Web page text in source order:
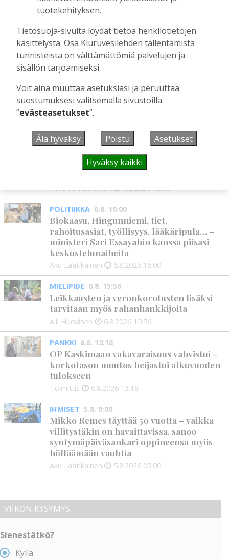
Tilaajille
Aku Laatikainen 22.7.2026 11:00
Suuret kuolonvuodet tekivät tuhojaan
Kiuruvedellä 1600-luvun lopulla
Tilaajille
MIELIPIDE 6.8. 16:09
Kuinka kauan Kiuruveden pyöräteiden
POLITIIKKA 6.8. 16:00
Biokaasu, Hingunniemi, tiet,
rahoitusasiat, työllisyys, lääkäripula… –
ministeri Sari Essayahin kanssa piisasi
keskustelunaiheita
Aku Laatikainen 6.8.2026 16:00
MIELIPIDE 6.8. 15:56
Leikkausten ja veronkorotusten lisäksi
tarvitaan myös rahanhankkijoita
Alli Huovinen 6.8.2026 15:56
PANKKI 6.8. 13:18
OP Kaskimaan vakavaraisuus vahvistui –
korkotason muutos heijastui alkuvuoden
tulokseen
Toimitus 6.8.2026 13:18
IHMISET 5.8. 9:00
Mikko Remes täyttää 50 vuotta – vaikka
villitystäkin on havaittavissa, sanoo
syntymäpäiväsankari oppineensa myös
hölläämään vauhtia
Aku Laatikainen 5.8.2026 09:00
VIIKON KYSYMYS
Sienestätkö?
Kyllä
tuotekehityksen.
Tietosuoja-sivulta löydät tietoa henkilötietojen
käsittelystä. Osa Kiuruvesilehden tallentamista
tunnisteista on välttämättömiä palvelujen ja
sisällön tarjoamiseksi.
Voit aina muuttaa asetuksiasi ja peruuttaa
suostumuksesi valitsemalla sivustoilla
”evästeasetukset”.
Älä hyväksy Poistu Asetukset
Hyväksy kaikki